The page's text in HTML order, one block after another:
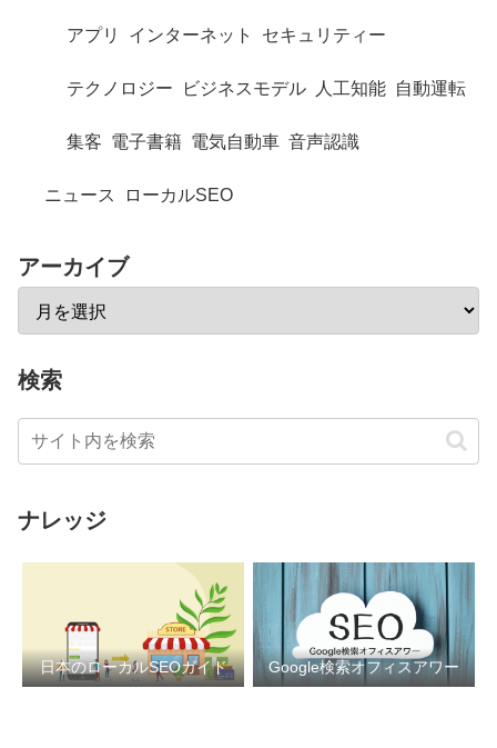
アプリ インターネット セキュリティー
テクノロジー ビジネスモデル 人工知能 自動運転
集客 電子書籍 電気自動車 音声認識
ニュース ローカルSEO
アーカイブ
検索
ナレッジ
日本のローカルSEOガイド Google検索オフィスアワー